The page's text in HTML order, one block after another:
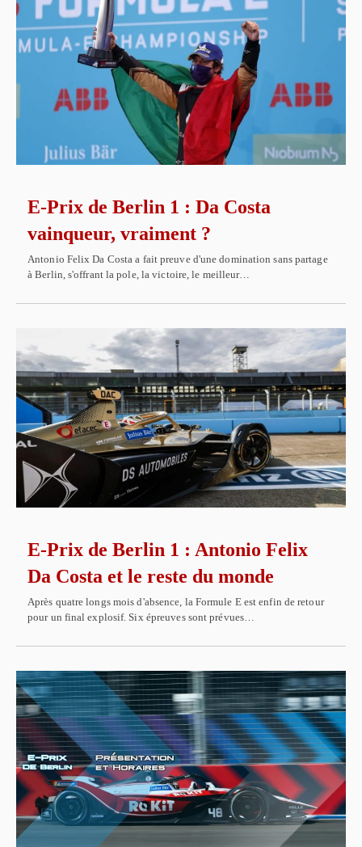
E-Prix de Berlin 1 : Da Costa
vainqueur, vraiment ?
Antonio Felix Da Costa a fait preuve d'une domination sans partage
à Berlin, s'offrant la pole, la victoire, le meilleur…
E-Prix de Berlin 1 : Antonio Felix
Da Costa et le reste du monde
Après quatre longs mois d'absence, la Formule E est enfin de retour
pour un final explosif. Six épreuves sont prévues…